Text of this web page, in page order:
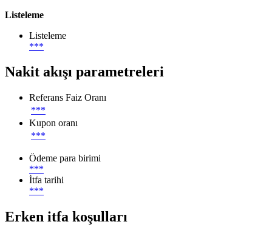
Listeleme
Listeleme
***
Nakit akışı parametreleri
Referans Faiz Oranı
***
Kupon oranı
***
Ödeme para birimi
***
İtfa tarihi
***
Erken itfa koşulları